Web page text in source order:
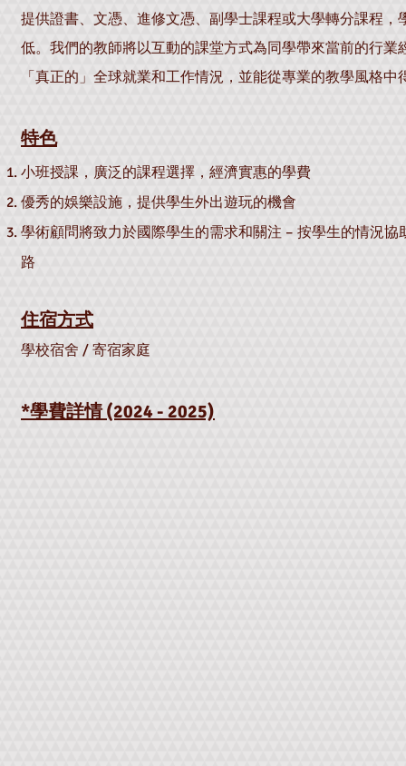
提供證書、文憑、進修文憑、副學士課程或大學轉分課程，
低。我們的教師將以互動的課堂方式為同學帶來當前的行業
「真正的」全球就業和工作情況，並能從專業的教學風格中
特色
小班授課，廣泛的課程選擇，經濟實惠的學費
優秀的娛樂設施，提供學生外出遊玩的機會
學術顧問將致力於國際學生的需求和關注 – 按學生的情況協
路
住宿方式
學校宿舍 / 寄宿家庭
*學費詳情 (2024 - 2025)